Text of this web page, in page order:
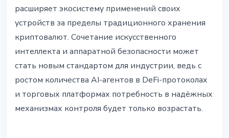
расширяет экосистему применений своих
устройств за пределы традиционного хранения
криптовалют. Сочетание искусственного
интеллекта и аппаратной безопасности может
стать новым стандартом для индустрии, ведь с
ростом количества AI-агентов в DeFi-протоколах
и торговых платформах потребность в надёжных
механизмах контроля будет только возрастать.